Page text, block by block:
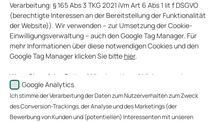
GSG - GESELLSCHAFT FÜR
STADTENTWICKLUNG UND
STADTERNEUERUNG
GEMEINNÜTZIGE
GESELLSCHAFT M.B.H.
1983
Verarbeitung: § 165 Abs 3 TKG 2021 iVm Art 6 Abs 1 lit f DSGVO
(berechtigte Interessen an der Bereitstellung der Funktionalität
der Website)). Wir verwenden – zur Umsetzung der Cookie-
Einwilligungsverwaltung – auch den Google Tag Manager. Für
mehr Informationen über diese notwendigen Cookies und den
Google Tag Manager klicken Sie bitte hier.
Wenn Sie auf den Button "Alle akzeptieren" klicken, werden
Daten zu Ihrem Nutzerverhalten zum Zweck des Conversion-
Trackings (über welche Website gelangen unsere Website-
Besucher zu uns?), der Analyse unserer Website-Besucher und
des Website-Nutzungsverhaltens sowie des Marketings
Google Analytics
Ich stimme der Verarbeitung der Daten zum Nutzerverhalten zum Zweck
des Conversion-Trackings, der Analyse und des Marketings (der
Bewerbung von Kunden und (potentiellen) Interessenten mit unseren